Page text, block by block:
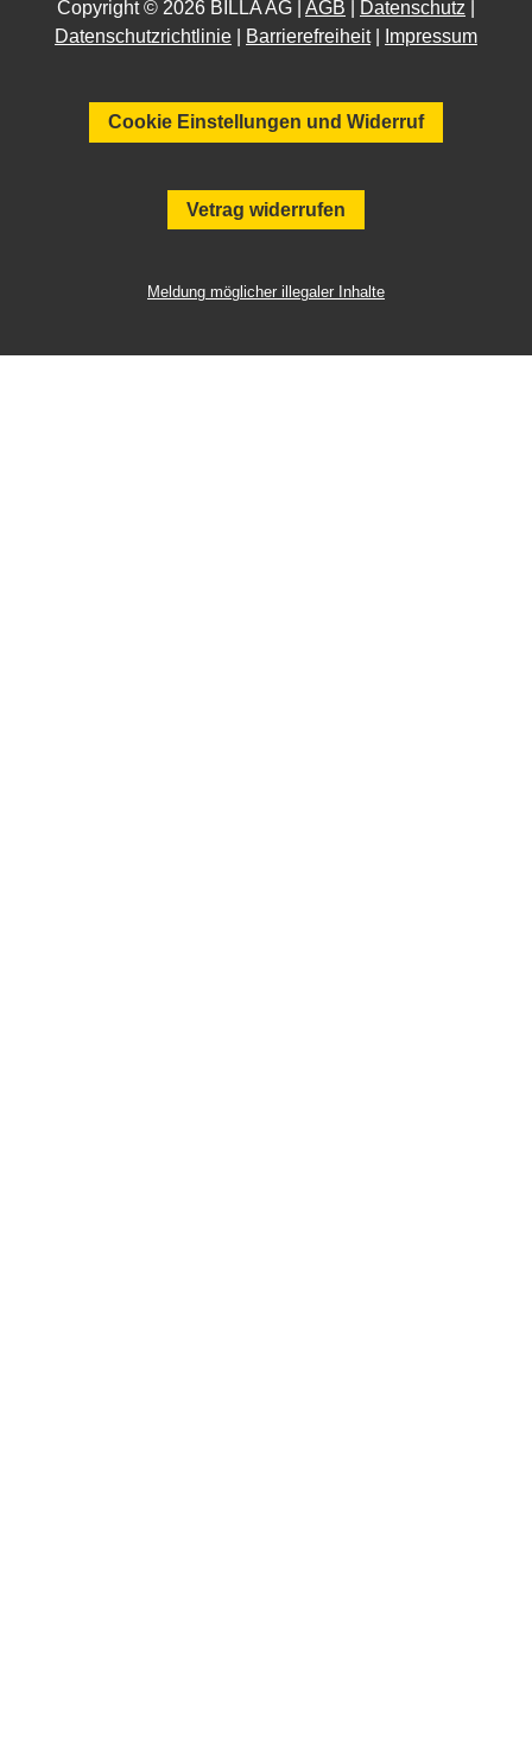
Copyright © 2026 BILLA AG | AGB Datenschutz
Datenschutzrichtlinie
Barrierefreiheit| Impressum
Cookie Einstellungen und Widerruf
Vetrag widerrufen
Meldung möglicher illegaler Inhalte